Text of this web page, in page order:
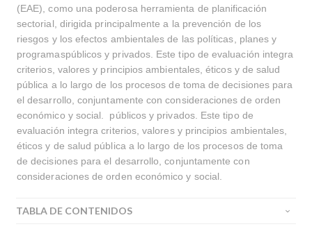
(EAE), como una poderosa herramienta de planificación
sectorial, dirigida principalmente a la prevención de los
riesgos y los efectos ambientales de las políticas, planes y
programaspúblicos y privados. Este tipo de evaluación integra
criterios, valores y principios ambientales, éticos y de salud
pública a lo largo de los procesos de toma de decisiones para
el desarrollo, conjuntamente con consideraciones de orden
económico y social. públicos y privados. Este tipo de
evaluación integra criterios, valores y principios ambientales,
éticos y de salud pública a lo largo de los procesos de toma
de decisiones para el desarrollo, conjuntamente con
consideraciones de orden económico y social.
TABLA DE CONTENIDOS